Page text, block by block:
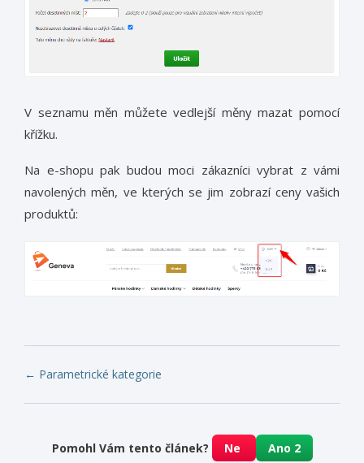
V seznamu měn můžete vedlejší měny mazat pomocí
křížku.
Na e-shopu pak budou moci zákazníci vybrat z vámi
navolených měn, ve kterých se jim zobrazí ceny vašich
produktů:
Navigace
v
← Parametrické kategorie
Pomohl Vám tento článek? Ne Ano 2